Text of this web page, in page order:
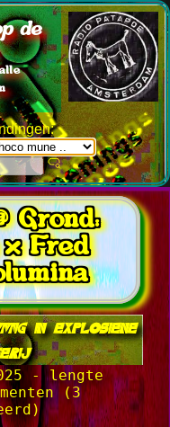
de
Grond:
x Fred
in explosiene
- lengte
(3